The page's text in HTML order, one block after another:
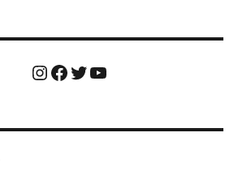
Instagram
Facebook
Twitter
YouTube